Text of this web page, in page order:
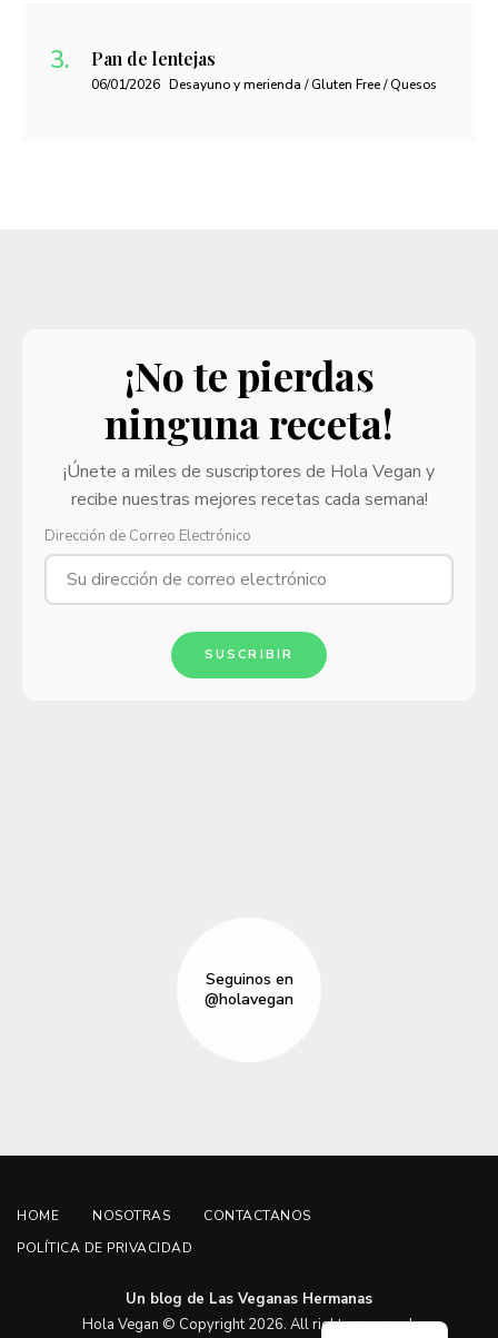
Pan de lentejas
06/01/2026 Desayuno y merienda / Gluten Free / Quesos
¡No te pierdas
ninguna receta!
¡Únete a miles de suscriptores de Hola Vegan y
recibe nuestras mejores recetas cada semana!
Dirección de Correo Electrónico
SUSCRIBIR
Seguinos en
@holavegan
HOME NOSOTRAS
CONTACTANOS
POLÍTICA DE PRIVACIDAD
Un blog de Las Veganas Hermanas
Hola Vegan © Copyright 2026. All rights reserved.
English